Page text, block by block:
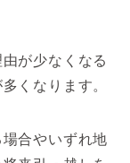
が少なくなる
くなります。
合やいずれ地